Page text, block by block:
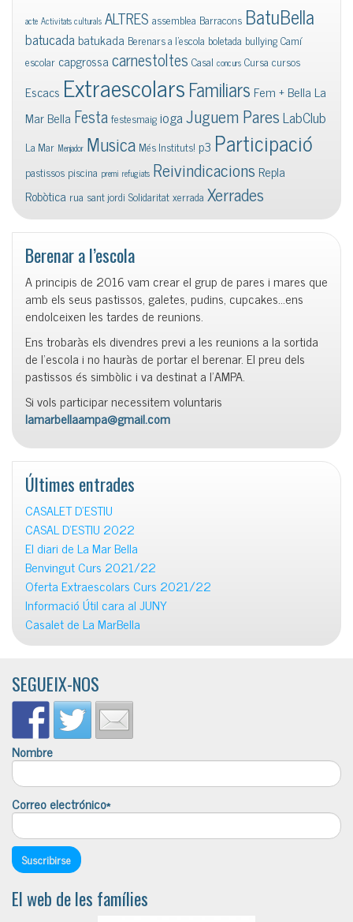
acte Activitats culturals ALTRES assemblea Barracons BatuBella
batucadabatukada Berenars a l'escola boletada bullyingCamí
escolar capgrossacarnestoltes Casal concurs Cursa cursos
Escacs ExtraescolarsFamiliars Fem + Bella La
Mar Bella FestafestesmaigiogaJuguem ParesLabClub
La Mar Menjador Musica Més Instituts! p3 Participació
pastissos piscina premi refugiats Reivindicacions Repla
Robòtica rua sant jordi Solidaritatxerrada Xerrades
Berenar a l’escola
A principis de 2016 vam crear el grup de pares i mares que
amb els seus pastissos, galetes, pudins, cupcakes…ens
endolceixen les tardes de reunions.
Ens trobaràs els divendres previ a les reunions a la sortida
de l’escola i no hauràs de portar el berenar. El preu dels
pastissos és simbòlic i va destinat a l’AMPA.
Si vols participar necessitem voluntaris
lamarbellaampa@gmail.com
Últimes entrades
CASALET D’ESTIU
CASAL D’ESTIU 2022
El diari de La Mar Bella
Benvingut Curs 2021/22
Oferta Extraescolars Curs 2021/22
Informació Útil cara al JUNY
Casalet de La MarBella
SEGUEIX-NOS
Nombre
Correo electrónico*
El web de les famílies